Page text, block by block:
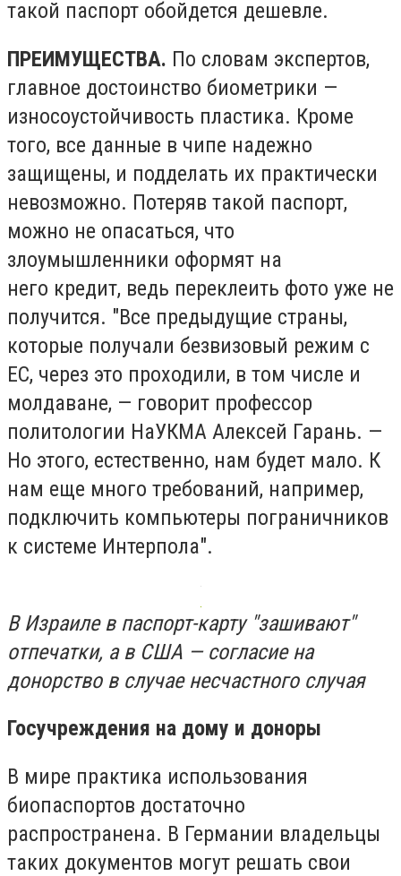
такой паспорт обойдется дешевле.
ПРЕИМУЩЕСТВА. По словам экспертов,
главное достоинство биометрики —
износоустойчивость пластика. Кроме
того, все данные в чипе надежно
защищены, и подделать их практически
невозможно. Потеряв такой паспорт,
можно не опасаться, что
злоумышленники оформят на
него кредит, ведь переклеить фото уже не
получится. "Все предыдущие страны,
которые получали безвизовый режим с
ЕС, через это проходили, в том числе и
молдаване, — говорит профессор
политологии НаУКМА Алексей Гарань. —
Но этого, естественно, нам будет мало. К
нам еще много требований, например,
подключить компьютеры пограничников
к системе Интерпола".
В Израиле в паспорт-карту "зашивают"
отпечатки, а в США — согласие на
донорство в случае несчастного случая
Госучреждения на дому и доноры
В мире практика использования
биопаспортов достаточно
распространена. В Германии владельцы
таких документов могут решать свои